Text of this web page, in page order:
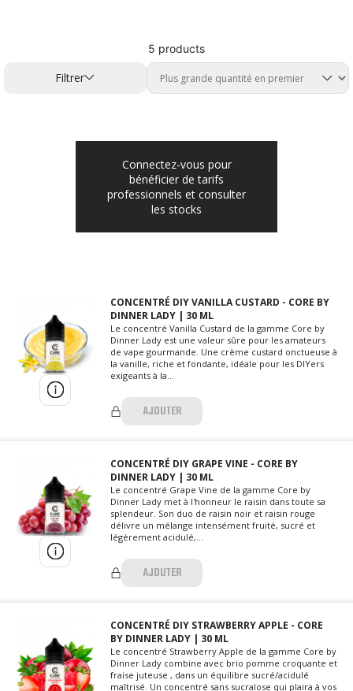
5 products
Filtrer
Connectez-vous pour
bénéficier de tarifs
professionnels et consulter
les stocks
CONCENTRÉ DIY VANILLA CUSTARD - CORE BY
DINNER LADY | 30 ML
Le concentré Vanilla Custard de la gamme Core by
Dinner Lady est une valeur sûre pour les amateurs
de vape gourmande. Une crème custard onctueuse à
la vanille, riche et fondante, idéale pour les DIYers
exigeants à la...
AJOUTER
CONCENTRÉ DIY GRAPE VINE - CORE BY
DINNER LADY | 30 ML
Le concentré Grape Vine de la gamme Core by
Dinner Lady met à l'honneur le raisin dans toute sa
splendeur. Son duo de raisin noir et raisin rouge
délivre un mélange intensément fruité, sucré et
légèrement acidulé,...
AJOUTER
CONCENTRÉ DIY STRAWBERRY APPLE - CORE
BY DINNER LADY | 30 ML
Le concentré Strawberry Apple de la gamme Core by
Dinner Lady combine avec brio pomme croquante et
fraise juteuse , dans un équilibre sucré/acidulé
maîtrisé. Un concentré sans sucralose qui plaira à vos